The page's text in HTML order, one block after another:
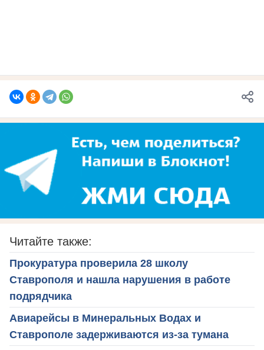
Читайте также:
Прокуратура проверила 28 школу
Ставрополя и нашла нарушения в работе
подрядчика
Авиарейсы в Минеральных Водах и
Ставрополе задерживаются из-за тумана